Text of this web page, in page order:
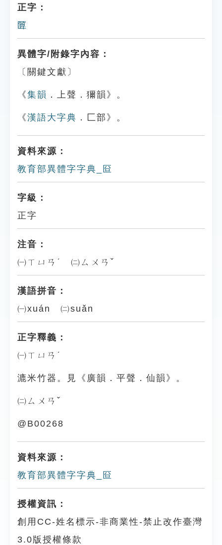
正字：
匴
異體字/附錄字內容：
〔關鍵文獻〕
《集韻 ．上聲．獮韻》。
《漢語大字典 ．匚部》。
資料來源：
教育部異體字字典_㔯
字級：
正字
注音：
㈠ㄒㄩㄢˊ ㈡ㄙㄨㄢˇ
漢語拼音：
㈠xuán ㈡suǎn
正字釋義：
㈠ㄒㄩㄢˊ
漉米竹器。見《廣韻．平聲．仙韻》。
㈡ㄙㄨㄢˇ
@B00268
資料來源：
教育部異體字字典_㔯
授權資訊：
創用CC-姓名標示-非商業性-禁止改作臺灣
3.0版授權條款